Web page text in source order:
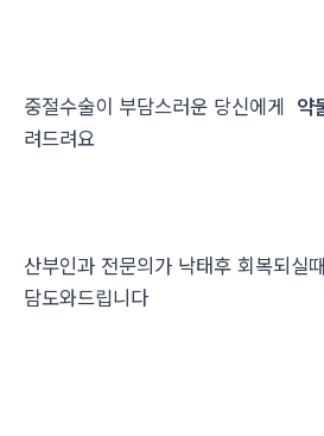
중절수술이 부담스러운 당신에게 약
려드려요
산부인과 전문의가 낙태후 회복되실
담도와드립니다